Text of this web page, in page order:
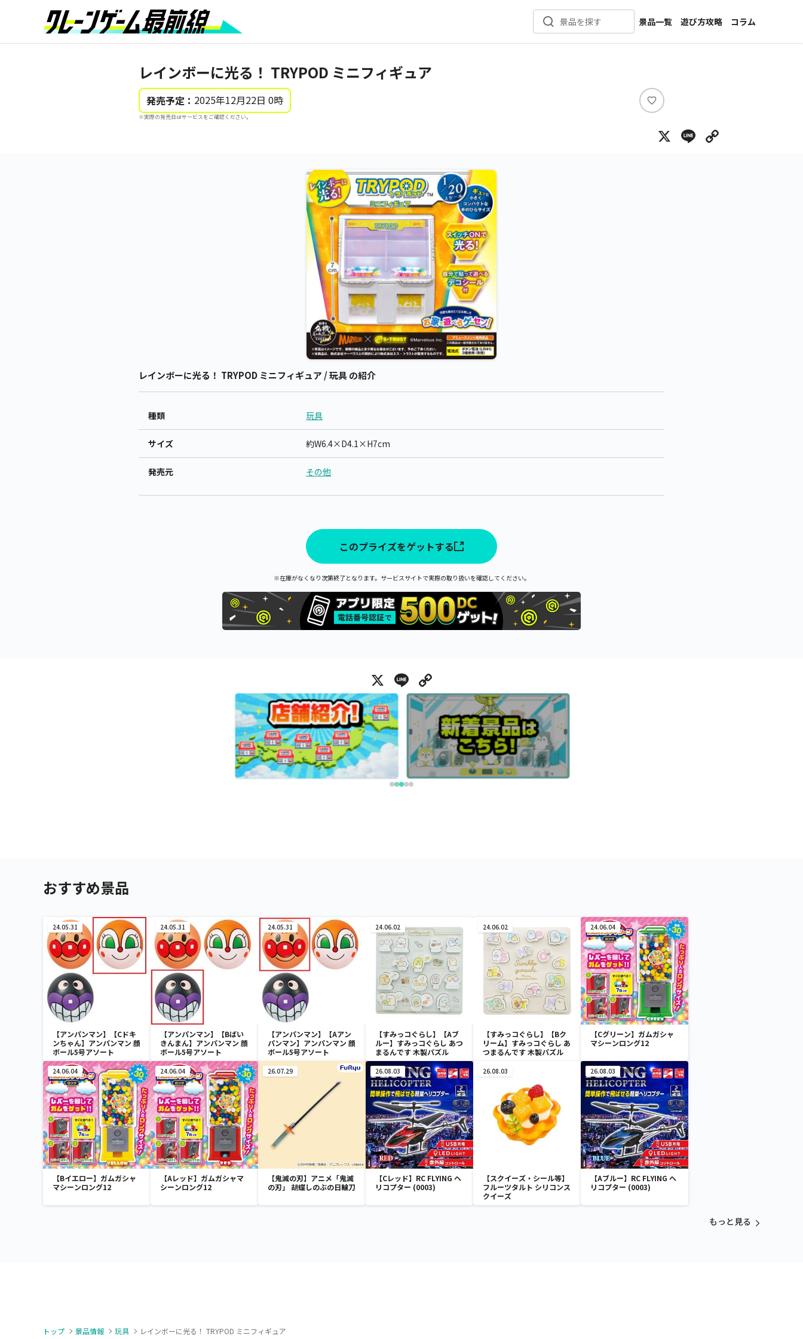
景品を探す
景品一覧
新着景品
メーカー一覧
遊び方攻略
コラム
インタビュー
レインボーに光る！ TRYPOD ミニフィギュア
発売予定： 2025年12月22日 0時
※実際の発売日はサービスをご確認ください。
い
ね
X Line
レインボーに光る！ TRYPOD ミニフィギュア / 玩具 の紹介
種類 玩具
サイズ 約W6.4×D4.1×H7cm
発売元 その他
このプライズをゲットする
※在庫がなくなり次第終了となります。サービスサイトで実際の取り扱いを確認してください。
X Line
おすすめ景品
24.05.31
【アンパンマン】【Cドキ
ンちゃん】アンパンマン 顔
ボール5号アソート
24.05.31
【アンパンマン】【Bばい
きんまん】アンパンマン 顔
ボール5号アソート
24.05.31
【アンパンマン】【Aアン
パンマン】アンパンマン 顔
ボール5号アソート
24.06.02
【すみっコぐらし】【Aブ
ルー】すみっコぐらし あつ
まるんです 木製パズル
24.06.02
【すみっコぐらし】【Bク
リーム】すみっコぐらし あ
つまるんです 木製パズル
24.06.04
【Cグリーン】ガムガシャ
マシーンロング12
24.06.04
【Bイエロー】ガムガシャ
マシーンロング12
24.06.04
【Aレッド】ガムガシャマ
シーンロング12
26.07.29
【鬼滅の刃】アニメ「鬼滅
の刃」 胡蝶しのぶの日輪刀
26.08.03
【Cレッド】RC FLYING ヘ
リコプター (0003)
26.08.03
【スクイーズ・シール等】
フルーツタルト シリコンス
クイーズ
26.08.03
【Aブルー】RC FLYING ヘ
リコプター (0003)
もっと見る
トップ 景品情報 玩具 レインボーに光る！ TRYPOD ミニフィギュア